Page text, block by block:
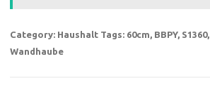
Category: Haushalt Tags: 60cm, BBPY, S1360,
Wandhaube